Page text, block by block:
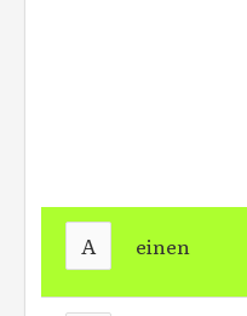
A einen